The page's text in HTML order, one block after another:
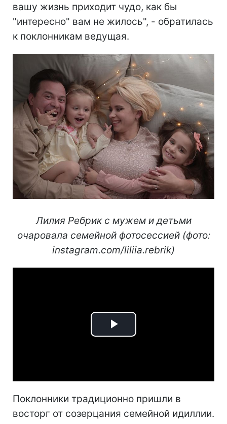
вашу жизнь приходит чудо, как бы
"интересно" вам не жилось", - обратилась
к поклонникам ведущая.
Лилия Ребрик с мужем и детьми
очаровала семейной фотосессией (фото:
instagram.com/liliia.rebrik)
Play
Поклонники традиционно пришли в
восторг от созерцания семейной идиллии.